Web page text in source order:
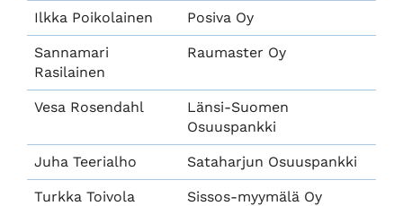
Ilkka Poikolainen Posiva Oy
Sannamari
Rasilainen
Raumaster Oy
Vesa Rosendahl
Länsi-Suomen
Osuuspankki
Juha Teerialho Sataharjun Osuuspankki
Turkka Toivola Sissos-myymälä Oy